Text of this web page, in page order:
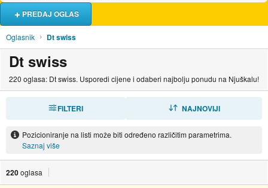
PREDAJ OGLAS
Oglasnik Dt swiss
Dt swiss
220 oglasa: Dt swiss. Usporedi cijene i odaberi najbolju ponudu na Njuškalu!
FILTERI NAJNOVIJI
Pozicioniranje na listi može biti određeno različitim parametrima.
Saznaj više
220oglasa